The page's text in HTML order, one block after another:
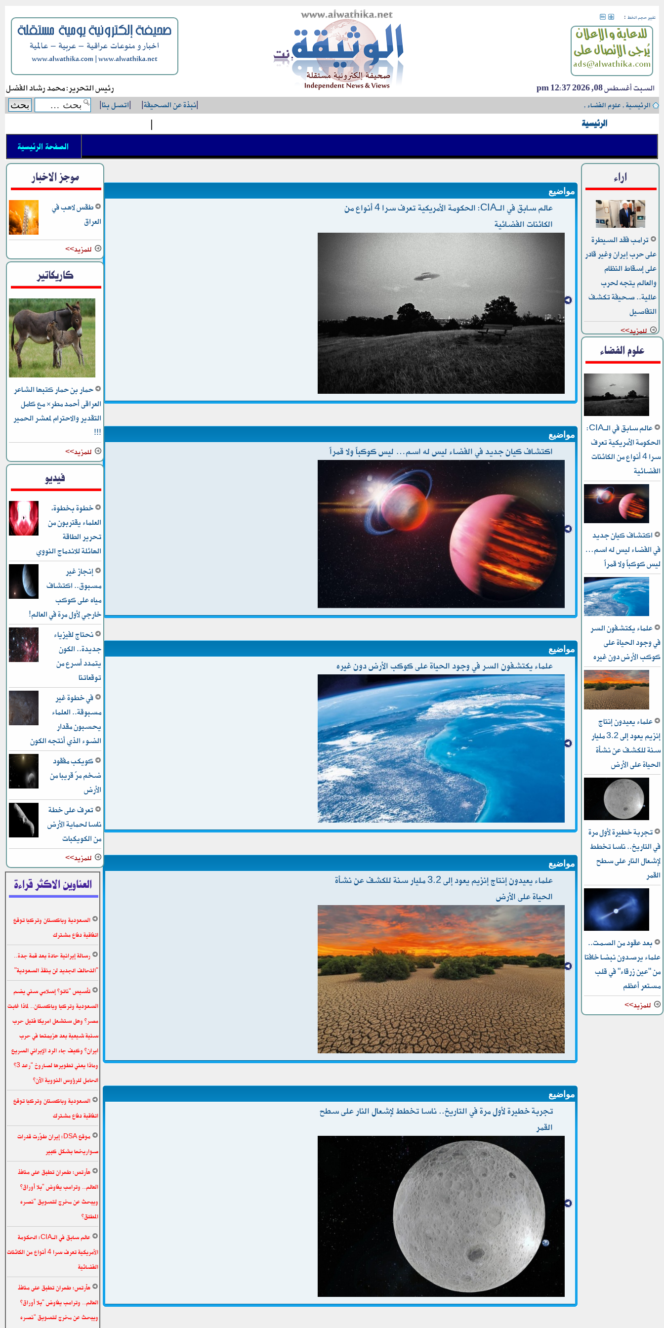
تغيير حجم الخط :
السبت أغسطس 08, 2026 12:37 pm رئيس التحرير: محمد رشاد الفضل
الرئيسية›علوم الفضاء›
|نبذة عن الصحيفة|
|اتصل بنا|
الرئيسية |
الصفحة الرئيسية
اراء
ترامب فقد السيطرة
على حرب إيران وغير قادر
على إسقاط النظام
والعالم يتجه لحرب
عالمية.. صحيفة تكشف
التفاصيل
للمزيد>>
علوم الفضاء
عالم سابق في الـCIA:
الحكومة الأمريكية تعرف
سرا 4 أنواع من الكائنات
الفضائية
اكتشاف كيان جديد
في الفضاء ليس له اسم…
ليس كوكباً ولا قمراً
علماء يكتشفون السر
في وجود الحياة على
كوكب الأرض دون غيره
علماء يعيدون إنتاج
إنزيم يعود إلى 3.2 مليار
سنة للكشف عن نشأة
الحياة على الأرض
تجربة خطيرة لأول مرة
في التاريخ.. ناسا تخطط
ﻹشعال النار على سطح
القمر
بعد عقود من الصمت..
علماء يرصدون نبضا خافتا
من "عين زرقاء" في قلب
مستعر أعظم
للمزيد>>
مواضيع
عالم سابق في الـCIA: الحكومة الأمريكية تعرف سرا 4 أنواع من
الكائنات الفضائية
مواضيع
اكتشاف كيان جديد في الفضاء ليس له اسم… ليس كوكباً ولا قمراً
مواضيع
علماء يكتشفون السر في وجود الحياة على كوكب الأرض دون غيره
مواضيع
علماء يعيدون إنتاج إنزيم يعود إلى 3.2 مليار سنة للكشف عن نشأة
الحياة على الأرض
مواضيع
تجربة خطيرة لأول مرة في التاريخ.. ناسا تخطط ﻹشعال النار على سطح
القمر
موجز الاخبار
طقس لاهب في
العراق
للمزيد>>
كاريكاتير
حمار بن حمار كتبها الشاعر
العراقى أحمد مطر* مع كامل
التقدير والاحترام لمعشر الحمير
!!!
للمزيد>>
فيديو
خطوة بخطوة،
العلماء يقتربون من
تحرير الطاقة
الهائلة للاندماج النووي
إنجاز غير
مسبوق.. اكتشاف
مياه على كوكب
خارجي لأول مرة في العالم!
نحتاج لفيزياء
جديدة.. الكون
يتمدد أسرع من
توقعاتنا
في خطوة غير
مسبوقة.. العلماء
يحسبون مقدار
الضوء الذي أنتجه الكون
كويكب مفقود
ضخم مرّ قريبا من
الأرض
تعرف على خطة
ناسا لحماية الأرض
من الكويكبات
للمزيد>>
العناوين الاكثر قراءة
السعودية وباكستان وتركيا توقع
اتفاقية دفاع مشترك
رسالة إيرانية حادة بعد قمة جدة..
"التحالف الجديد لن ينقذ السعودية"
تأسيس “ناتو” إسلامي سني يضم
السعودية وتركيا وباكستان.. لماذا غابت
مصر؟ وهل ستشعل امريكا فتيل حرب
سنية شيعية بعد هزيمتها في حرب
ايران؟ وكيف جاء الرد الإيراني السريع
وماذا يعني تطويرها لصاروخ “رعد 3”
الحامل للرؤوس النووية الآن؟
السعودية وباكستان وتركيا توقع
اتفاقية دفاع مشترك
موقع DSA: إيران طوّرت قدرات
صواريخها بشكل كبير
هآرتس: طهران تطبق على منافذ
العالم.. وترامب يفاوض “بلا أوراق”
ويبحث عن مخرج لتسويق “نصره
المطلق”
عالم سابق في الـCIA: الحكومة
الأمريكية تعرف سرا 4 أنواع من الكائنات
الفضائية
هآرتس: طهران تطبق على منافذ
العالم.. وترامب يفاوض “بلا أوراق”
ويبحث عن مخرج لتسويق “نصره